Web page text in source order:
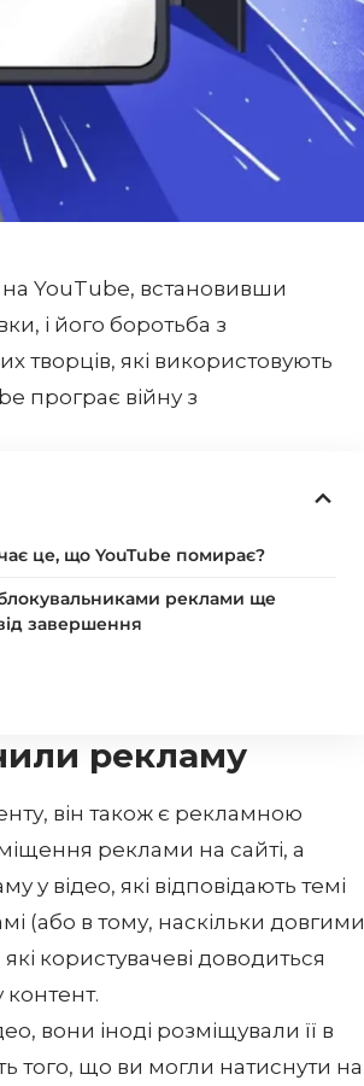
YouTube, встановивши
і його боротьба з
творців, які використовують
програє війну з
це, що YouTube помирає?
реклами ще
завершення
рекламу
він також є рекламною
реклами на сайті, а
у відео, які відповідають темі
(або в тому, наскільки довгими
користувачеві доводиться
вони іноді розміщували її в
того, що ви могли натиснути на